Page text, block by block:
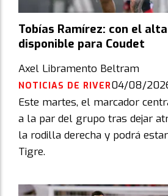
Tobías Ramírez: con el
disponible para Coudet
Axel Libramento Beltram
NOTICIAS DE RIVER04/08/
Este martes, el marcador
a la par del grupo tras dejar
la rodilla derecha y podrá
Tigre.